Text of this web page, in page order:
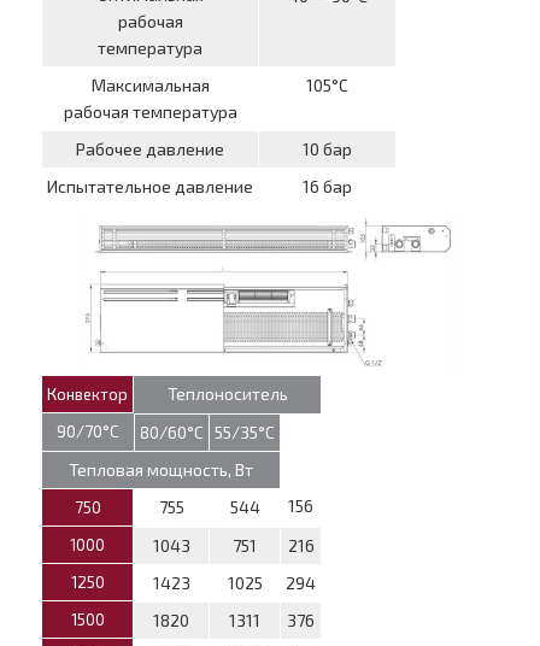
рабочая
температура
Максимальная
рабочая температура
105°С
Рабочее давление
10 бар
Испытательное давление
16 бар
Конвектор
Теплоноситель
90/70°С
80/60°С 55/35°С
Тепловая мощность, Вт
750 755 544 156
1000 1043 751 216
1250 1423 1025 294
1500 1820 1311 376